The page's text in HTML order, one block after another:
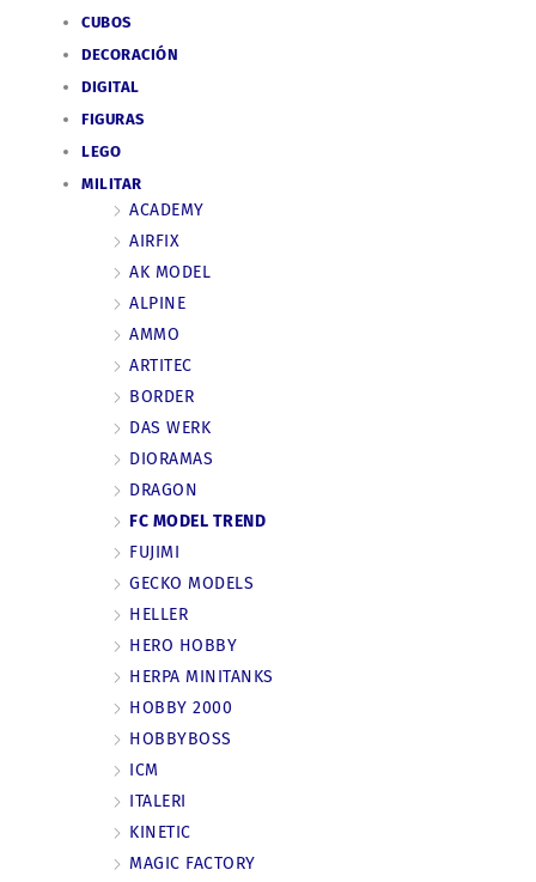
CUBOS
DECORACIÓN
DIGITAL
FIGURAS
LEGO
MILITAR
ACADEMY
AIRFIX
AK MODEL
ALPINE
AMMO
ARTITEC
BORDER
DAS WERK
DIORAMAS
DRAGON
FC MODEL TREND
FUJIMI
GECKO MODELS
HELLER
HERO HOBBY
HERPA MINITANKS
HOBBY 2000
HOBBYBOSS
ICM
ITALERI
KINETIC
MAGIC FACTORY